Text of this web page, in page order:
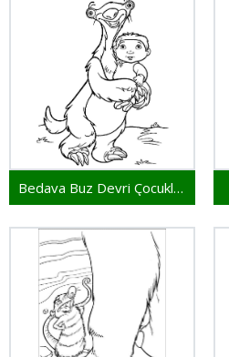
Bedava Buz Devri Çocuklar İçin